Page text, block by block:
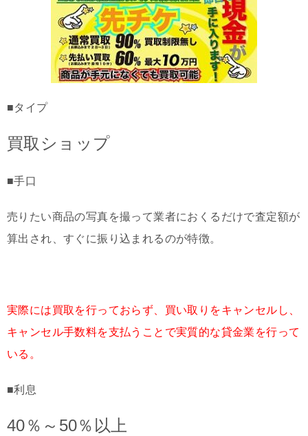
■タイプ
買取ショップ
■手口
売りたい商品の写真を撮って業者におくるだけで査定額が
算出され、すぐに振り込まれるのが特徴。
実際には買取を行っておらず、買い取りをキャンセルし、
キャンセル手数料を支払うことで実質的な貸金業を行って
いる。
■利息
40％～50％以上